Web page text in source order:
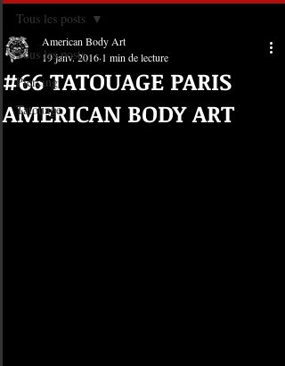
Tous les posts
Piercing
Tatouage
Tous les posts
#66 TATOUAGE PARIS
AMERICAN BODY ART
American Body Art
19 janv. 2016 1 min de lecture